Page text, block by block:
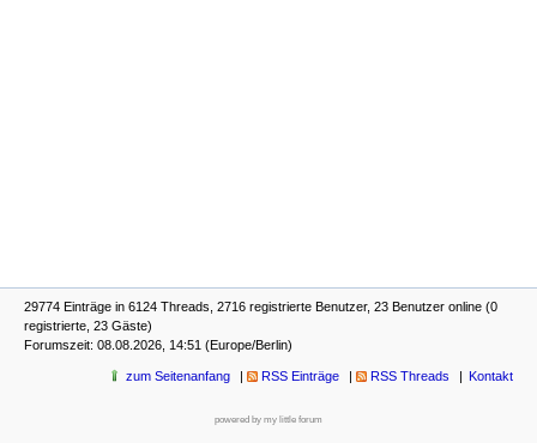
29774 Einträge in 6124 Threads, 2716 registrierte Benutzer, 23 Benutzer online (0
registrierte, 23 Gäste)
Forumszeit: 08.08.2026, 14:51 (Europe/Berlin)
zum Seitenanfang RSS Einträge RSS Threads Kontakt
powered by my little forum